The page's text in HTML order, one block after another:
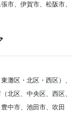
市、伊賀市、松阪市、
灘区・北区・西区）、
北区、中央区、西区、
中市、池田市、吹田